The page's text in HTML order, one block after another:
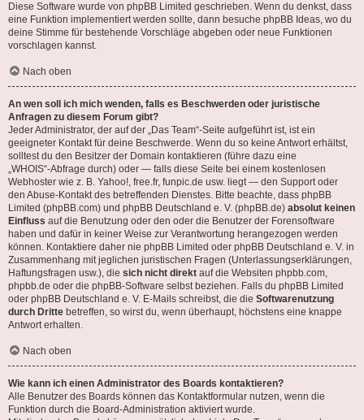
Diese Software wurde von phpBB Limited geschrieben. Wenn du denkst, dass
eine Funktion implementiert werden sollte, dann besuche phpBB Ideas, wo du
deine Stimme für bestehende Vorschläge abgeben oder neue Funktionen
vorschlagen kannst.
Nach oben
An wen soll ich mich wenden, falls es Beschwerden oder juristische
Anfragen zu diesem Forum gibt?
Jeder Administrator, der auf der „Das Team“-Seite aufgeführt ist, ist ein
geeigneter Kontakt für deine Beschwerde. Wenn du so keine Antwort erhältst,
solltest du den Besitzer der Domain kontaktieren (führe dazu eine
„WHOIS“-Abfrage durch) oder — falls diese Seite bei einem kostenlosen
Webhoster wie z. B. Yahoo!, free.fr, funpic.de usw. liegt — den Support oder
den Abuse-Kontakt des betreffenden Dienstes. Bitte beachte, dass phpBB
Limited (phpBB.com) und phpBB Deutschland e. V. (phpBB.de) absolut keinen
Einfluss auf die Benutzung oder den oder die Benutzer der Forensoftware
haben und dafür in keiner Weise zur Verantwortung herangezogen werden
können. Kontaktiere daher nie phpBB Limited oder phpBB Deutschland e. V. in
Zusammenhang mit jeglichen juristischen Fragen (Unterlassungserklärungen,
Haftungsfragen usw.), die sich nicht direkt auf die Websiten phpbb.com,
phpbb.de oder die phpBB-Software selbst beziehen. Falls du phpBB Limited
oder phpBB Deutschland e. V. E-Mails schreibst, die die Softwarenutzung
durch Dritte betreffen, so wirst du, wenn überhaupt, höchstens eine knappe
Antwort erhalten.
Nach oben
Wie kann ich einen Administrator des Boards kontaktieren?
Alle Benutzer des Boards können das Kontaktformular nutzen, wenn die
Funktion durch die Board-Administration aktiviert wurde.